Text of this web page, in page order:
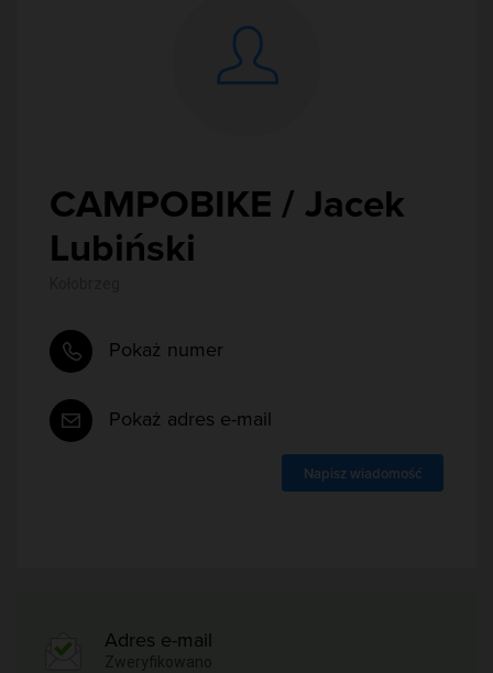
Napisz wiadomość
CAMPOBIKE / Jacek
Lubiński
Pokaż numer
Pokaż adres e-mail
Adres e-mail
Zweryfikowano